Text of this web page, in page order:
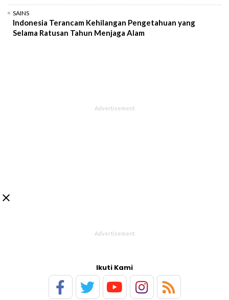
SAINS
Indonesia Terancam Kehilangan Pengetahuan yang
Selama Ratusan Tahun Menjaga Alam

Ikuti Kami